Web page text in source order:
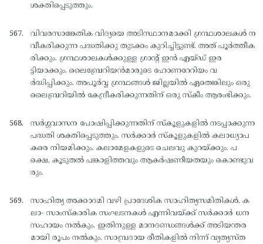
ശക്തിപ്പെടുത്തും.
വിവരസാങ്കേതിക വിദ്യയെ അടിസ്ഥാനമാക്കി ഗ്രന്ഥശാലകള്‍ ന
വീകരിക്കുന്ന പദ്ധതിക്കു തുടക്കം കുറിച്ചിട്ടുണ്ട്. അത് പൂര്‍ത്തീക
രിക്കും. ഗ്രന്ഥശാലകള്‍ക്കുള്ള ഗ്രാന്റ് ഇന്‍ എയ്ഡ് ഇര
ട്ടിയാക്കും. ലൈബ്രേറിയന്‍മാരുടെ ഹോണറേറിയം വ
ര്‍ദ്ധിപ്പിക്കും. അപൂര്‍വ്വ ഗ്രന്ഥങ്ങള്‍ ജില്ലയില്‍ ഏതെങ്കിലും ഒരു
ലൈബ്രറിയില്‍ കേന്ദ്രീകരിക്കുന്നതിന് ഒരു സ്കീം ആരംഭിക്കും.
സര്‍ഗ്ഗവാസന പോഷിപ്പിക്കുന്നതിന് സ്കൂളുകളില്‍ നടപ്പാക്കുന്ന
പദ്ധതി ശക്തിപ്പെടുത്തും. സര്‍ക്കാര്‍ സ്കൂളുകളില്‍ കലാധ്യാപ
കരെ നിയമിക്കും. കലാമേളകളുടെ ചെലവു കുറയ്ക്കും. പ
ക്ഷെ, കൂടുതല്‍ പങ്കാളിത്തവും ആകര്‍ഷണീയതയും കൊണ്ടുവ
രും.
സാഹിത്യ അക്കാദമി വഴി പ്രാദേശിക സാഹിത്യസമിതികള്‍, ക
ലാ- സാംസ്കാരിക സംഘടനകള്‍ എന്നിവയ്ക്ക് സര്‍ക്കാര്‍ ധന
സഹായം നല്‍കും. ഇതിനുള്ള മാനദണ്ഡങ്ങള്‍ക്ക് അടിയന്തര
മായി രൂപം നല്‍കും. സാമ്പ്രദായ രീതികളില്‍ നിന്ന് വ്യത്യസ്ത